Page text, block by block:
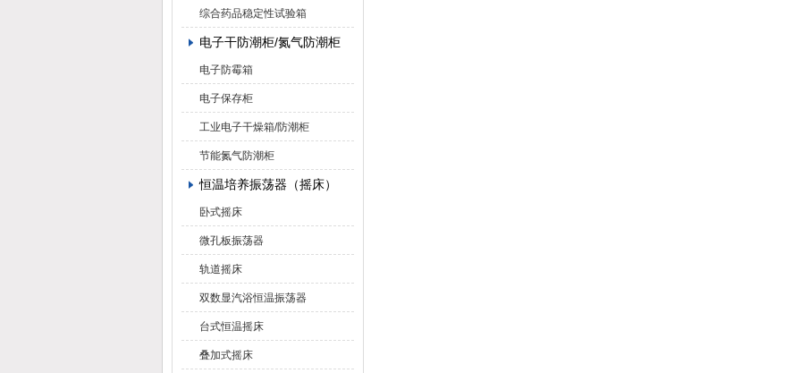
综合药品稳定性试验箱
电子干防潮柜/氮气防潮柜
电子防霉箱
电子保存柜
工业电子干燥箱/防潮柜
节能氮气防潮柜
恒温培养振荡器（摇床）
卧式摇床
微孔板振荡器
轨道摇床
双数显汽浴恒温振荡器
台式恒温摇床
叠加式摇床